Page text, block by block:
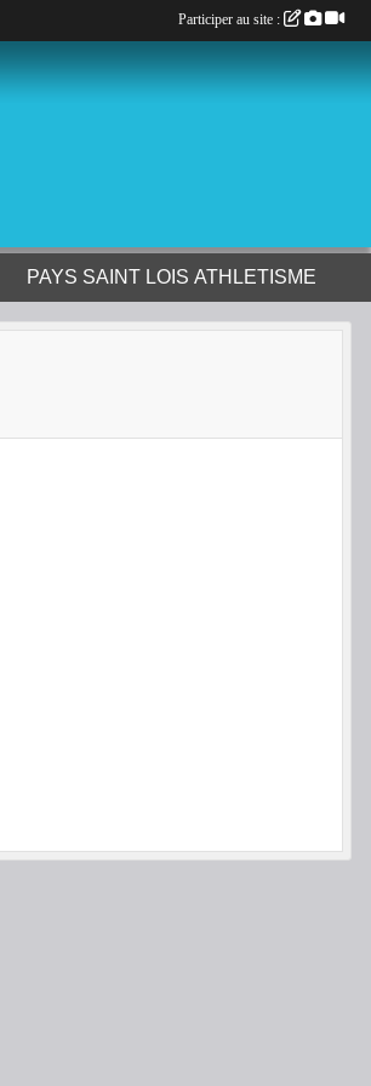
PAYS SAINT LOIS ATHLETISME
Participer au site :